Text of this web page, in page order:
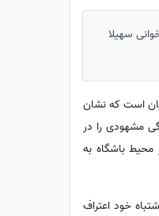
سهیلا
است که نشان
مشهودی را در
باشگاه به
خود اعتراف